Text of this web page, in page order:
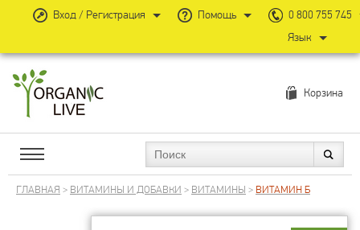
Корзина
ГЛАВНАЯ > ВИТАМИНЫ И ДОБАВКИ > ВИТАМИНЫ > ВИТАМИН Б
Вход / Регистрация Помощь
0 800 755 745
Язык